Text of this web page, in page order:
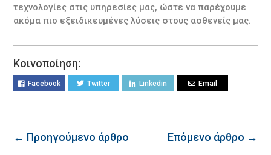
τεχνολογίες στις υπηρεσίες μας, ώστε να παρέχουμε
ακόμα πιο εξειδικευμένες λύσεις στους ασθενείς μας.
Κοινοποίηση:
Facebook Twitter Linkedin Email
← Προηγούμενο άρθρο Επόμενο άρθρο →